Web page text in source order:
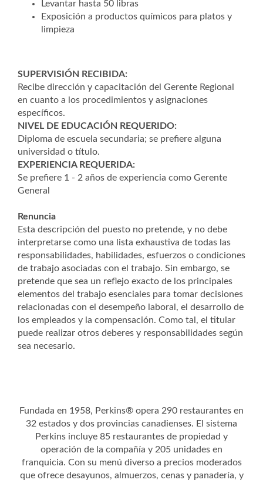
Levantar hasta 50 libras
Exposición a productos químicos para platos y
limpieza
SUPERVISIÓN RECIBIDA:
Recibe dirección y capacitación del Gerente Regional
en cuanto a los procedimientos y asignaciones
específicos.
NIVEL DE EDUCACIÓN REQUERIDO:
Diploma de escuela secundaria; se prefiere alguna
universidad o título.
EXPERIENCIA REQUERIDA:
Se prefiere 1 - 2 años de experiencia como Gerente
General
Renuncia
Esta descripción del puesto no pretende, y no debe
interpretarse como una lista exhaustiva de todas las
responsabilidades, habilidades, esfuerzos o condiciones
de trabajo asociadas con el trabajo. Sin embargo, se
pretende que sea un reflejo exacto de los principales
elementos del trabajo esenciales para tomar decisiones
relacionadas con el desempeño laboral, el desarrollo de
los empleados y la compensación. Como tal, el titular
puede realizar otros deberes y responsabilidades según
sea necesario.
Fundada en 1958, Perkins® opera 290 restaurantes en
32 estados y dos provincias canadienses. El sistema
Perkins incluye 85 restaurantes de propiedad y
operación de la compañía y 205 unidades en
franquicia. Con su menú diverso a precios moderados
que ofrece desayunos, almuerzos, cenas y panadería, y